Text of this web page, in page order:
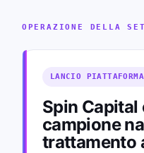
OPERAZIONE DELLA
LANCIO
Spin
campione
trattamento